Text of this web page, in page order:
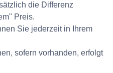
die Differenz
Preis.
Sie jederzeit in Ihrem
sofern vorhanden, erfolgt